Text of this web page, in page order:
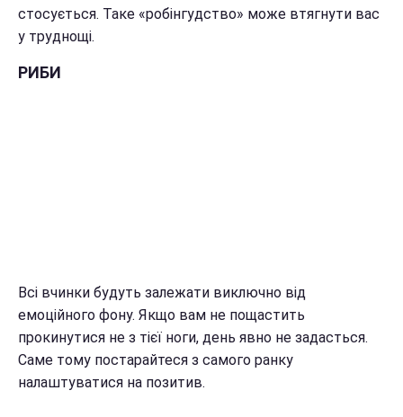
стосується. Таке «робінгудство» може втягнути вас
у труднощі.
РИБИ
Всі вчинки будуть залежати виключно від
емоційного фону. Якщо вам не пощастить
прокинутися не з тієї ноги, день явно не задасться.
Саме тому постарайтеся з самого ранку
налаштуватися на позитив.